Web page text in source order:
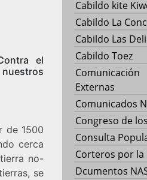
el
de 1500
cerca
no-
se
Cabildo kite
Cabildo La
Cabildo Las
Cabildo Toez
Externas
Comunicados
Congreso de
Consulta
Corteros por la
Dcumentos